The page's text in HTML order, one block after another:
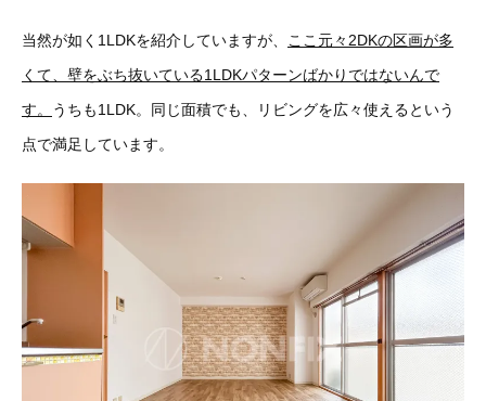
当然が如く1LDKを紹介していますが、 ここ元々2DKの区画が多
くて、壁をぶち抜いている1LDKパターンばかりではないんで
す。
うちも1LDK。同じ面積でも、リビングを広々使えるという
点で満足しています。